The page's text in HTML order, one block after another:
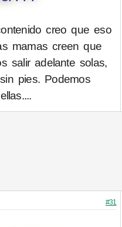
creo que eso
mamas creen que
salir adelante solas,
pies. Podemos
#31